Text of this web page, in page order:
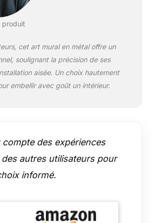
produit
cet art mural en métal offre un
soulignant la précision de ses
aisée. Un choix hautement
embellir avec goût un intérieur.
compte des expériences
autres utilisateurs pour
informé.